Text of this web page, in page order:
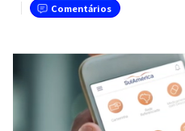
Comentários